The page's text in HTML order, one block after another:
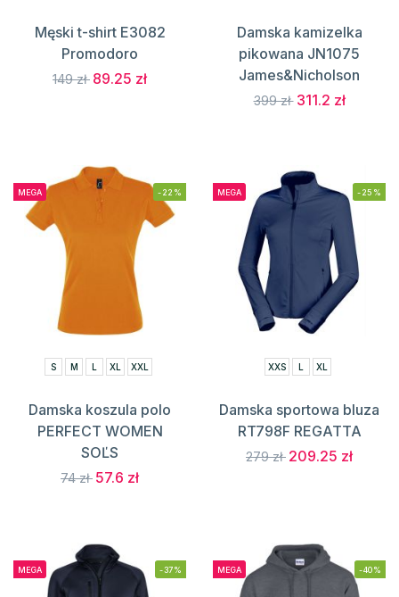
Męski t-shirt E3082
Promodoro
149 zł 89.25 zł
Damska kamizelka
pikowana JN1075
James&Nicholson
399 zł 311.2 zł
MEGA -22%
S M L XL XXL
Damska koszula polo
PERFECT WOMEN
SOĽS
74 zł 57.6 zł
MEGA -25%
XXS L XL
Damska sportowa bluza
RT798F REGATTA
279 zł 209.25 zł
MEGA -37% MEGA -40%